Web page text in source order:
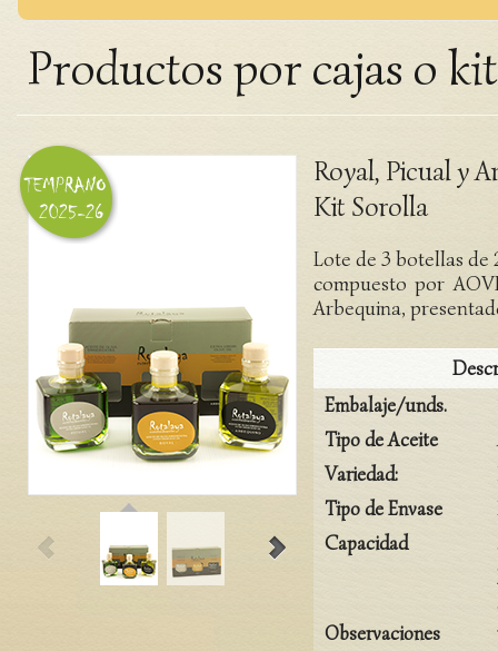
Productos por cajas o
Royal, Picual y
Kit Sorolla
Lote de 3 botellas
compuesto por
Arbequina,
Embalaje/unds.
Tipo de Aceite
Variedad:
Tipo de Envase
Capacidad
Observaciones